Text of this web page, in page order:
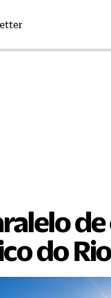
de
do Rio